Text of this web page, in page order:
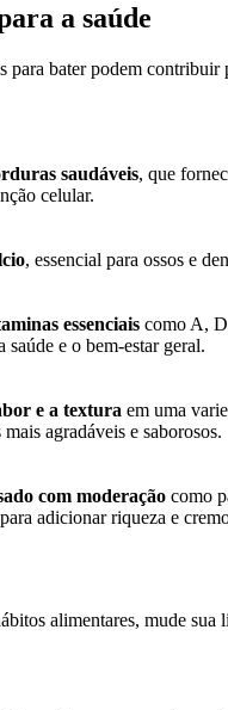
a saúde
para bater podem contribuir
saudáveis, que
celular.
, essencial para ossos e
essenciais como A,
saúde e o bem-estar geral.
e a textura em uma
agradáveis e saborosos.
com moderação como
adicionar riqueza e
alimentares, mude sua